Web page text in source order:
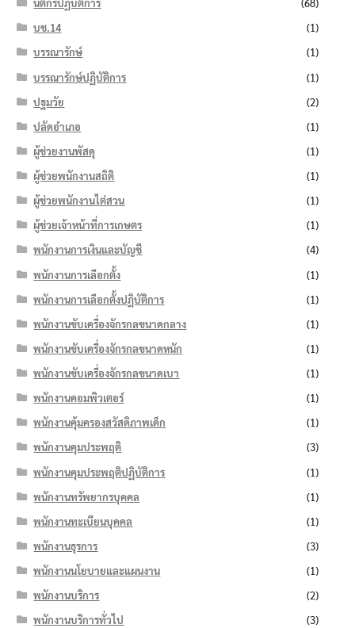
นิติกรปฏิบัติการ
(68)
บช.14
(1)
บรรณารักษ์
(1)
บรรณารักษ์ปฏิบัติการ
(1)
ปฐมวัย
(2)
ปลัดอำเภอ
(1)
ผู้ช่วยงานพัสดุ
(1)
ผู้ช่วยพนักงานสถิติ
(1)
ผู้ช่วยพนักงานไต่สวน
(1)
ผู้ช่วยเจ้าหน้าที่การเกษตร
(1)
พนักงานการเงินและบัญชี
(4)
พนักงานการเลือกตั้ง
(1)
พนักงานการเลือกตั้งปฏิบัติการ
(1)
พนักงานขับเครื่องจักรกลขนาดกลาง
(1)
พนักงานขับเครื่องจักรกลขนาดหนัก
(1)
พนักงานขับเครื่องจักรกลขนาดเบา
(1)
พนักงานคอมพิวเตอร์
(1)
พนักงานคุ้มครองสวัสดิภาพเด็ก
(1)
พนักงานคุมประพฤติ
(3)
พนักงานคุมประพฤติปฏิบัติการ
(1)
พนักงานทรัพยากรบุคคล
(1)
พนักงานทะเบียนบุคคล
(1)
พนักงานธุรการ
(3)
พนักงานนโยบายและแผนงาน
(1)
พนักงานบริการ
(2)
พนักงานบริการทั่วไป
(3)